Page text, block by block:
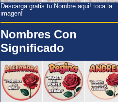
Descarga gratis tu Nombre aqui! toca la
imagen!
Nombres Con
Significado